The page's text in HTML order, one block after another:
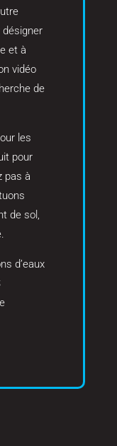
et à
vidéo
de
les
pour
pas à
de sol,
d’eaux